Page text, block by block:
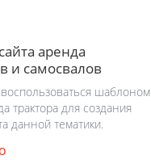
аренда
и самосвалов
шаблоном
трактора для создания
данной тематики.